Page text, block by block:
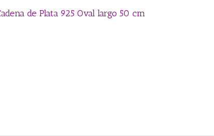
de Plata 925 Oval largo 50 cm